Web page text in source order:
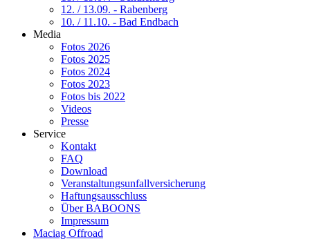
12. / 13.09. - Rabenberg
10. / 11.10. - Bad Endbach
Media
Fotos 2026
Fotos 2025
Fotos 2024
Fotos 2023
Fotos bis 2022
Videos
Presse
Service
Kontakt
FAQ
Download
Veranstaltungsunfallversicherung
Haftungsausschluss
Über BABOONS
Impressum
Maciag Offroad